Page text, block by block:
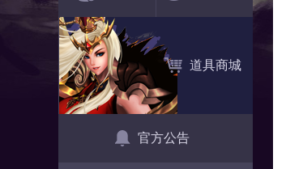
道具商城
官方公告